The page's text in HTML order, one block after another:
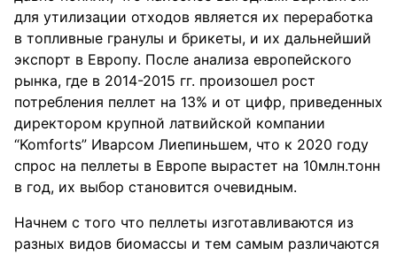
для утилизации отходов является их переработка
в топливные гранулы и брикеты, и их дальнейший
экспорт в Европу. После анализа европейского
рынка, где в 2014-2015 гг. произошел рост
потребления пеллет на 13% и от цифр, приведенных
директором крупной латвийской компании
“Komforts” Иварсом Лиепиньшем, что к 2020 году
спрос на пеллеты в Европе вырастет на 10млн.тонн
в год, их выбор становится очевидным.
Начнем с того что пеллеты изготавливаются из
разных видов биомассы и тем самым различаются